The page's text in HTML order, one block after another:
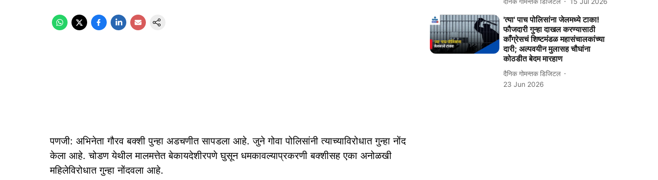
पणजी: अभिनेता गौरव बक्शी पुन्हा अडचणीत सापडला आहे. जुने गोवा पोलिसांनी त्याच्याविरोधात गुन्हा नोंद
केला आहे. चोडण येथील मालमत्तेत बेकायदेशीरपणे घुसून धमकावल्याप्रकरणी बक्शीसह एका अनोळखी
महिलेविरोधात गुन्हा नोंदवला आहे.
'त्या' पाच पोलिसांना जेलमध्ये टाका!
फौजदारी गुन्हा दाखल करण्यासाठी
काँग्रेसचं शिष्टमंडळ महासंचालकांच्या
दारी; अल्पवयीन मुलासह चौघांना
कोठडीत बेदम मारहाण
दैनिक गोमन्तक डिजिटल
23 Jun 2026